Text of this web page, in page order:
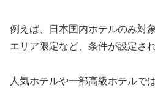
例えば、日本国内ホテルのみ対
エリア限定など、条件が設定さ
人気ホテルや一部高級ホテルで